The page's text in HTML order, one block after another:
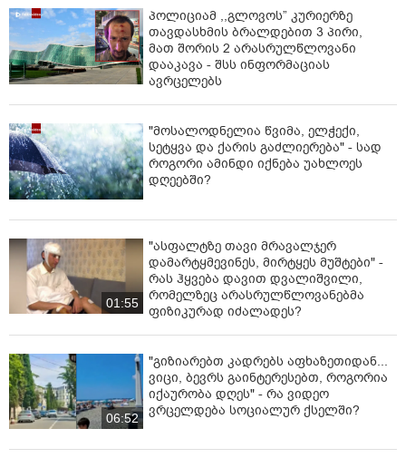
პოლიციამ ,,გლოვოს” კურიერზე
თავდასხმის ბრალდებით 3 პირი,
მათ შორის 2 არასრულწლოვანი
დააკავა - შსს ინფორმაციას
ავრცელებს
"მოსალოდნელია წვიმა, ელჭექი,
სეტყვა და ქარის გაძლიერება" - სად
როგორი ამინდი იქნება უახლოეს
დღეებში?
01:55
"ასფალტზე თავი მრავალჯერ
დამარტყმევინეს, მირტყეს მუშტები" -
რას ჰყვება დავით დვალიშვილი,
რომელზეც არასრულწლოვანებმა
ფიზიკურად იძალადეს?
06:52
"გიზიარებთ კადრებს აფხაზეთიდან...
ვიცი, ბევრს გაინტერესებთ, როგორია
იქაურობა დღეს" - რა ვიდეო
ვრცელდება სოციალურ ქსელში?